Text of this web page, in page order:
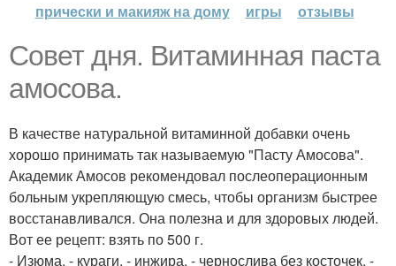
прически и макияж на дому
игры отзывы
Совет дня. Витаминная паста
амосова.
В качестве натуральной витаминной добавки очень
хорошо принимать так называемую "Пасту Амосова".
Академик Амосов рекомендовал послеоперационным
больным укрепляющую смесь, чтобы организм быстрее
восстанавливался. Она полезна и для здоровых людей.
Вот ее рецепт: взять по 500 г.
- Изюма, - кураги, - инжира, - чернослива без косточек, -